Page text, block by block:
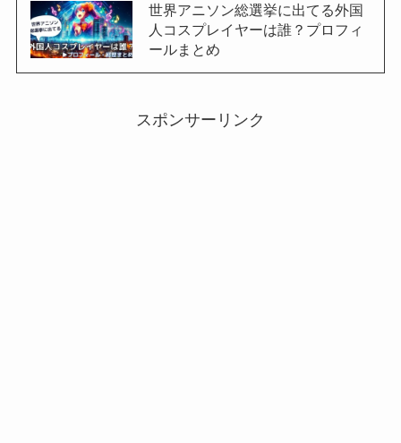
世界アニソン総選挙に出てる外国
人コスプレイヤーは誰？プロフィ
ールまとめ
スポンサーリンク